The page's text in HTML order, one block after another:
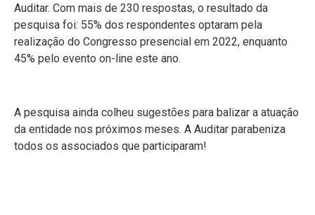
Auditar. Com mais de 230 respostas, o resultado da
pesquisa foi: 55% dos respondentes optaram pela
realização do Congresso presencial em 2022, enquanto
45% pelo evento on-line este ano.
A pesquisa ainda colheu sugestões para balizar a atuação
da entidade nos próximos meses. A Auditar parabeniza
todos os associados que participaram!